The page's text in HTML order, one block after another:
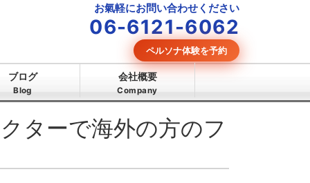
お氣軽にお問い合わせください
06-6121-6062
ペルソナ体験を予約
ブログ
Blog
会社概要
Company
ターで海外の方のフ